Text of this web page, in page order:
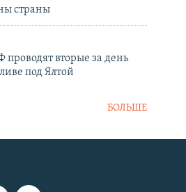
страны
проводят вторые за день
под Ялтой
БОЛЬШЕ